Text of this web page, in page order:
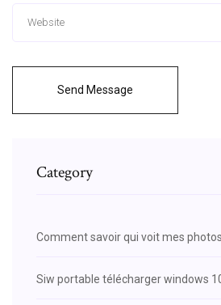
Send Message
Category
Comment savoir qui voit mes
Siw portable télécharger windows